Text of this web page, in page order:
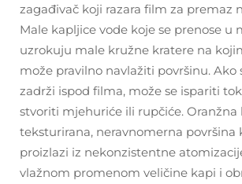
zagađivač koji razara film za premaz
Male kapljice vode koje se prenose u
uzrokuju male kružne kratere na
može pravilno navlažiti površinu. Ako
zadrži ispod filma, može se ispariti
stvoriti mjehuriće ili rupčiće. Oranžna
teksturirana, neravnomerna površina
proizlazi iz nekonzistentne
vlažnom promenom veličine kapi i